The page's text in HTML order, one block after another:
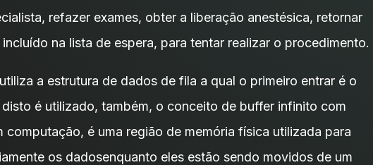
refazer exames, obter a liberação anestésica, retornar
na lista de espera, para tentar realizar o procedimento.
a estrutura de dados de fila a qual o primeiro entrar é o
disto é utilizado, também, o conceito de buffer infinito com
computação, é uma região de memória física utilizada para
os dadosenquanto eles estão sendo movidos de um